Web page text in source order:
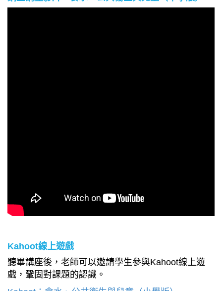
Kahoot線上遊戲
聽畢講座後，老師可以邀請學生參與Kahoot線上遊
戲，鞏固對課題的認識。